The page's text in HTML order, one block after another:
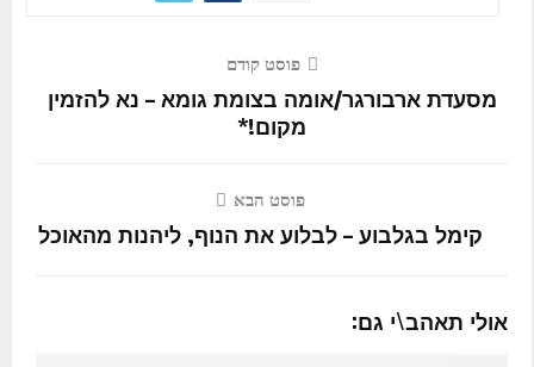
פוסט קודם
מסעדת ארבורגר/אומה בצומת גומא – נא להזמין
מקום!*
פוסט הבא
קימל בגלבוע – לבלוע את הנוף, ליהנות מהאוכל
אולי תאהב\י גם: